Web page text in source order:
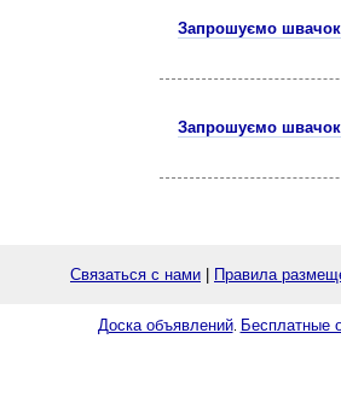
Запрошуємо швачок
Запрошуємо швачок
Связаться с нами Правила
Доска объявлений. Бесплатные